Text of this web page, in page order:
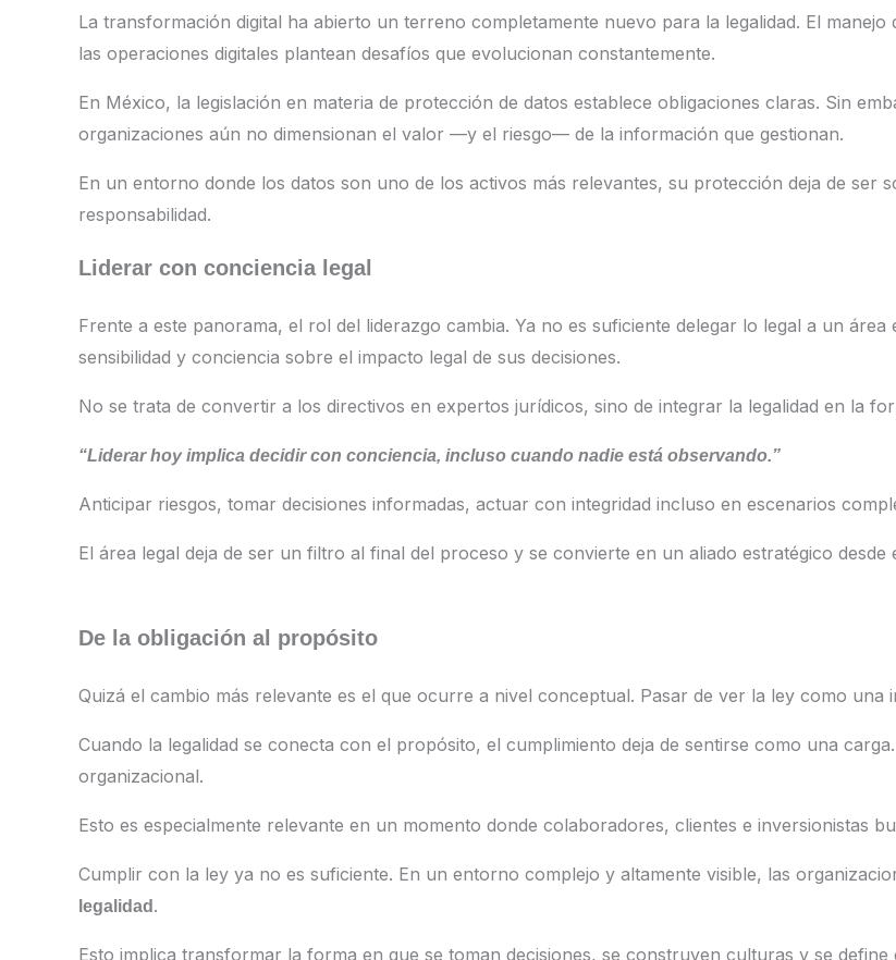
La transformación digital ha abierto un terreno completamente nuevo para la legalidad. El
las operaciones digitales plantean desafíos que evolucionan constantemente.
En México, la legislación en materia de protección de datos establece obligaciones claras. Sin
organizaciones aún no dimensionan el valor —y el riesgo— de la información que gestionan.
En un entorno donde los datos son uno de los activos más relevantes, su protección deja de ser
responsabilidad.
Liderar con conciencia legal
Frente a este panorama, el rol del liderazgo cambia. Ya no es suficiente delegar lo legal a un
sensibilidad y conciencia sobre el impacto legal de sus decisiones.
No se trata de convertir a los directivos en expertos jurídicos, sino de integrar la legalidad en la
“Liderar hoy implica decidir con conciencia, incluso cuando nadie está observando.”
Anticipar riesgos, tomar decisiones informadas, actuar con integridad incluso en escenarios
El área legal deja de ser un filtro al final del proceso y se convierte en un aliado estratégico desde
De la obligación al propósito
Quizá el cambio más relevante es el que ocurre a nivel conceptual. Pasar de ver la ley como
Cuando la legalidad se conecta con el propósito, el cumplimiento deja de sentirse como una
organizacional.
Esto es especialmente relevante en un momento donde colaboradores, clientes e inversionistas
Cumplir con la ley ya no es suficiente. En un entorno complejo y altamente visible, las
legalidad .
Esto implica transformar la forma en que se toman decisiones, se construyen culturas y se define